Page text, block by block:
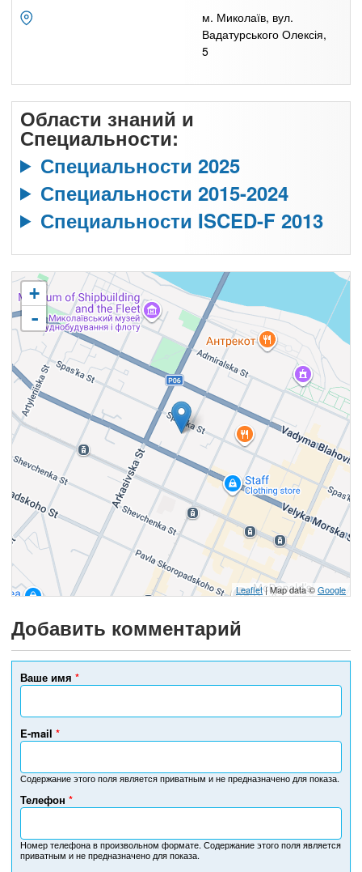
м. Миколаїв, вул.
Вадатурського Олексія,
5
Области знаний и
Специальности:
Специальности 2025
Специальности 2015-2024
Специальности ISCED-F 2013
+
-
Leaflet| Map data ©Google
Добавить комментарий
Ваше имя *
E-mail *
Содержание этого поля является приватным и не предназначено для показа.
Телефон *
Н
м
е
Номер телефона в произвольном формате. Содержание этого поля является
приватным и не предназначено для показа.